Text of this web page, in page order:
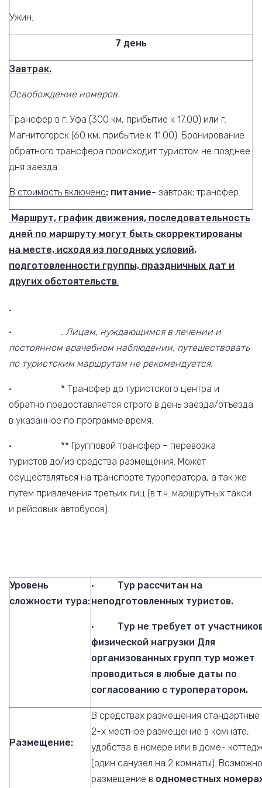
Ужин.
7 день
Завтрак.
Освобождение номеров.
Трансфер в г. Уфа (300 км, прибытие к 17.00) или г.
Магнитогорск (60 км, прибытие к 11.00). Бронирование
обратного трансфера происходит туристом не позднее
дня заезда.
В стоимость включено: питание- завтрак; трансфер.
Маршрут, график движения, последовательность
дней по маршруту могут быть скорректированы
на месте, исходя из погодных условий,
подготовленности группы, праздничных дат и
других обстоятельств.
· . Лицам, нуждающимся в лечении и
постоянном врачебном наблюдении, путешествовать
по туристским маршрутам не рекомендуется.
· * Трансфер до туристского центра и
обратно предоставляется строго в день заезда/отъезда
в указанное по программе время.
· ** Групповой трансфер – перевозка
туристов до/из средства размещения. Может
осуществляться на транспорте туроператора, а так же
путем привлечения третьих лиц (в т.ч. маршрутных такси
и рейсовых автобусов).
Уровень
сложности тура:
· Тур рассчитан на
неподготовленных туристов.
· Тур не требует от
физической нагрузки Для
организованных групп тур может
проводиться в любые даты по
согласованию с туроператором.
Размещение:
В средствах размещения стандартные
2-х местное размещение в комнате,
удобства в номере или в доме-
(один санузел на 2 комнаты). Возможно
размещение в одноместных